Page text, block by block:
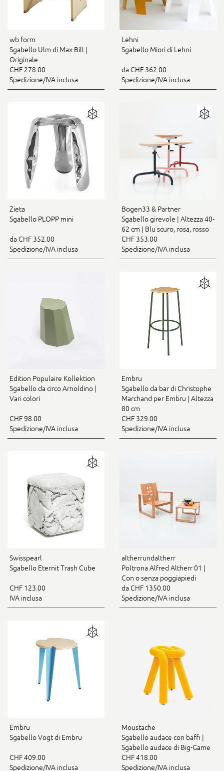
wb form
Sgabello Ulm di Max Bill |
Originale
CHF 278.00
Spedizione/IVA inclusa
Lehni
Sgabello Miori di Lehni
da CHF 362.00
Spedizione/IVA inclusa
Zieta
Sgabello PLOPP mini
da CHF 352.00
Spedizione/IVA inclusa
Bogen33 & Partner
Sgabello girevole | Altezza 40-
62 cm | Blu scuro, rosa, rosso
CHF 353.00
Spedizione/IVA inclusa
Edition Populaire Kollektion
Sgabello da circo Arnoldino |
Vari colori
CHF 98.00
Spedizione/IVA inclusa
Embru
Sgabello da bar di Christophe
Marchand per Embru | Altezza
80 cm
CHF 329.00
Spedizione/IVA inclusa
Swisspearl
Sgabello Eternit Trash Cube
CHF 123.00
IVA inclusa
altherrundaltherr
Poltrona Alfred Altherr 01 |
Con o senza poggiapiedi
da CHF 1350.00
Spedizione/IVA inclusa
Embru
Sgabello Vogt di Embru
CHF 409.00
Spedizione/IVA inclusa
Moustache
Sgabello audace con baffi |
Sgabello audace di Big-Game
CHF 418.00
Spedizione/IVA inclusa